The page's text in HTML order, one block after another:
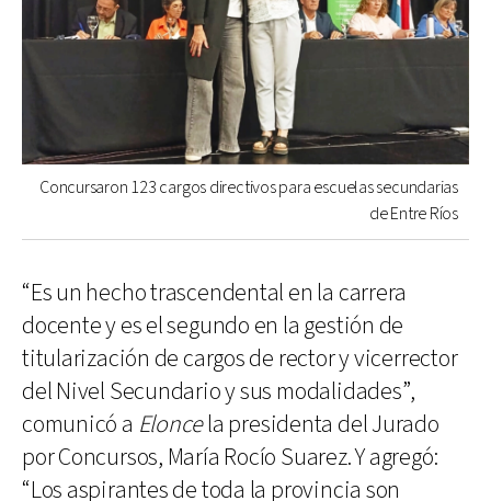
Concursaron 123 cargos directivos para escuelas secundarias
de Entre Ríos
“Es un hecho trascendental en la carrera
docente y es el segundo en la gestión de
titularización de cargos de rector y vicerrector
del Nivel Secundario y sus modalidades”,
comunicó a Eloncela presidenta del Jurado
por Concursos, María Rocío Suarez. Y agregó:
“Los aspirantes de toda la provincia son